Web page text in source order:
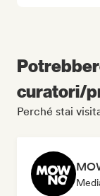
curatori/
Perché stai